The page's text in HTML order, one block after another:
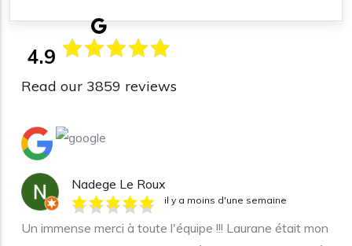
4.9
Read our 3859 reviews
Nadege Le Roux
il y a moins d'une semaine
Un immense merci à toute l'équipe !!! Laurane était mon